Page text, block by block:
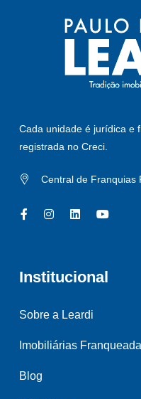
Cada unidade é jurídica e
registrada no Creci.
Central de Franquias
Institucional
Sobre a Leardi
Imobiliárias
Blog